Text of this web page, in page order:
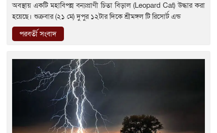
অবস্থায় একটি মহাবিপন্ন বন্যপ্রাণী চিতা বিড়াল (Leopard Cat) উদ্ধার করা
হয়েছে। শুক্রবার (২১ মে) দুপুর ১২টার দিকে শ্রীমঙ্গল টি রিসোর্ট এন্ড
পরবর্তী সংবাদ